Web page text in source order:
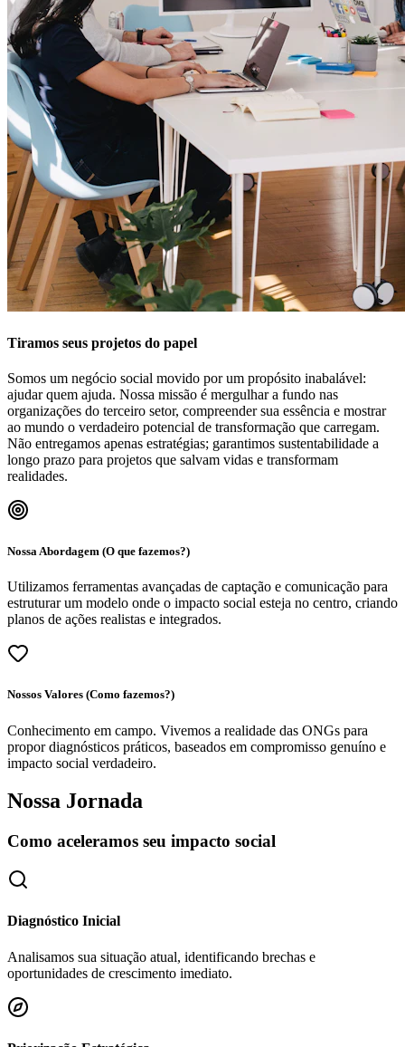
Tiramos seus projetos do papel
Somos um negócio social movido por um propósito inabalável:
ajudar quem ajuda. Nossa missão é mergulhar a fundo nas
organizações do terceiro setor, compreender sua essência e mostrar
ao mundo o verdadeiro potencial de transformação que carregam.
Não entregamos apenas estratégias; garantimos sustentabilidade a
longo prazo para projetos que salvam vidas e transformam
realidades.
Nossa Abordagem (O que fazemos?)
Utilizamos ferramentas avançadas de captação e comunicação para
estruturar um modelo onde o impacto social esteja no centro, criando
planos de ações realistas e integrados.
Nossos Valores (Como fazemos?)
Conhecimento em campo. Vivemos a realidade das ONGs para
propor diagnósticos práticos, baseados em compromisso genuíno e
impacto social verdadeiro.
Nossa Jornada
Como aceleramos seu impacto social
Diagnóstico Inicial
Analisamos sua situação atual, identificando brechas e
oportunidades de crescimento imediato.